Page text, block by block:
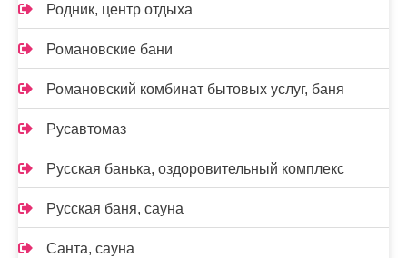
Родник, центр отдыха
Романовские бани
Романовский комбинат бытовых услуг, баня
Русавтомаз
Русская банька, оздоровительный комплекс
Русская баня, сауна
Санта, сауна